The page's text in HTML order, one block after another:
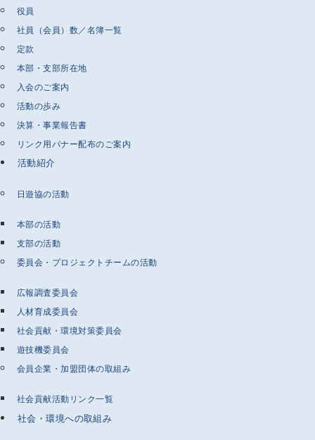
役員
社員（会員）数／名簿一覧
定款
本部・支部所在地
入会のご案内
活動の歩み
決算・事業報告書
リンク用バナー配布のご案内
活動紹介
日遊協の活動
本部の活動
支部の活動
委員会・プロジェクトチームの活動
広報調査委員会
人材育成委員会
社会貢献・環境対策委員会
遊技機委員会
会員企業・加盟団体の取組み
社会貢献活動リンク一覧
社会・環境への取組み